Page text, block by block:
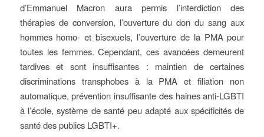
d’Emmanuel Macron aura permis l’interdiction des
thérapies de conversion, l’ouverture du don du sang aux
hommes homo- et bisexuels, l’ouverture de la PMA pour
toutes les femmes. Cependant, ces avancées demeurent
tardives et sont insuffisantes : maintien de certaines
discriminations transphobes à la PMA et filiation non
automatique, prévention insuffisante des haines anti-LGBTI
à l’école, système de santé peu adapté aux spécificités de
santé des publics LGBTI+.